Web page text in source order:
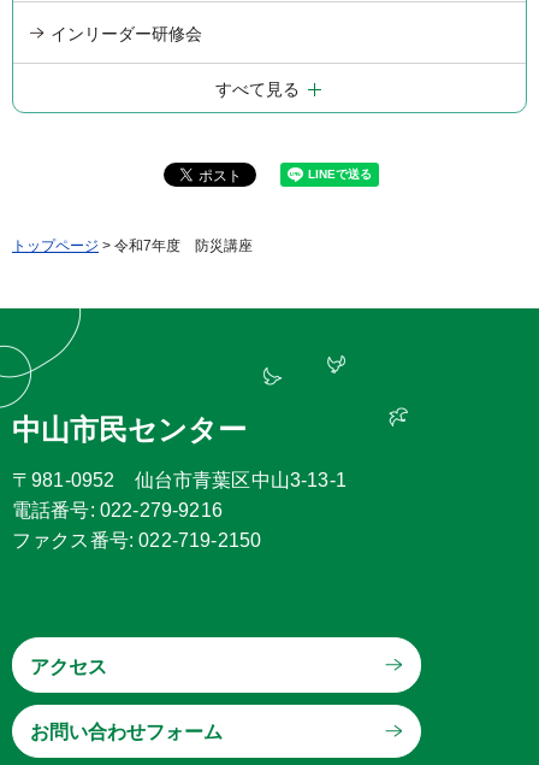
インリーダー研修会
すべて見る
トップページ > 令和7年度 防災講座
中山市民センター
〒981-0952 仙台市青葉区中山3-13-1
電話番号: 022-279-9216
ファクス番号: 022-719-2150
アクセス